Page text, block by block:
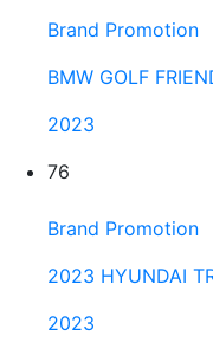
Brand Promotion
BMW GOLF
2023
76
Brand Promotion
2023 HYUNDAI
2023